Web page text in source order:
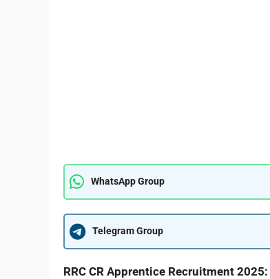
WhatsApp Group
Telegram Group
RRC CR Apprentice Recruitment 2025: